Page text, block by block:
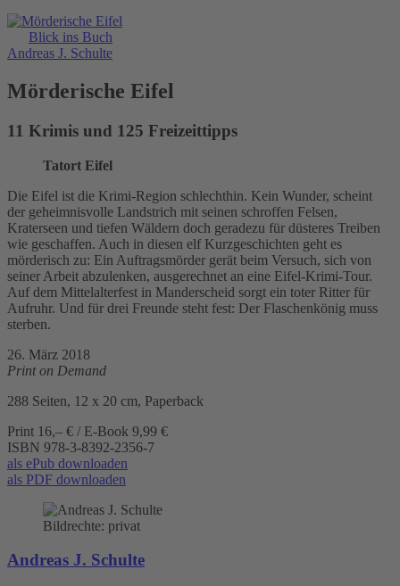
Blick ins Buch
Andreas J. Schulte
Mörderische Eifel
11 Krimis und 125 Freizeittipps
Tatort Eifel
Die Eifel ist die Krimi-Region schlechthin. Kein Wunder, scheint
der geheimnisvolle Landstrich mit seinen schroffen Felsen,
Kraterseen und tiefen Wäldern doch geradezu für düsteres Treiben
wie geschaffen. Auch in diesen elf Kurzgeschichten geht es
mörderisch zu: Ein Auftragsmörder gerät beim Versuch, sich von
seiner Arbeit abzulenken, ausgerechnet an eine Eifel-Krimi-Tour.
Auf dem Mittelalterfest in Manderscheid sorgt ein toter Ritter für
Aufruhr. Und für drei Freunde steht fest: Der Flaschenkönig muss
sterben.
26. März 2018
Print on Demand
288 Seiten, 12 x 20 cm, Paperback
Print 16,– € / E-Book 9,99 €
ISBN 978-3-8392-2356-7
als ePub downloaden
als PDF downloaden
Bildrechte: privat
Andreas J. Schulte